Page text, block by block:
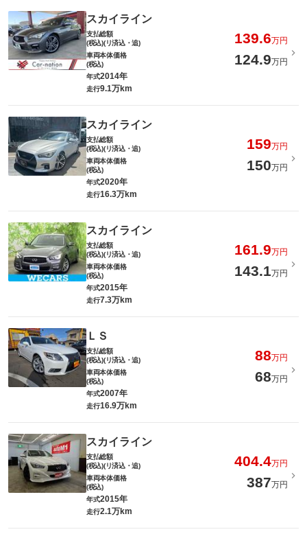
スカイライン
支払総額
(税込)(リ済込・追)
139.6万円
車両本体価格
(税込)
124.9万円
年式2014年
走行9.1万km
スカイライン
支払総額
(税込)(リ済込・追)
159万円
車両本体価格
(税込)
150万円
年式2020年
走行16.3万km
スカイライン
支払総額
(税込)(リ済込・追)
161.9万円
車両本体価格
(税込)
143.1万円
年式2015年
走行7.3万km
ＬＳ
支払総額
(税込)(リ済込・追)
88万円
車両本体価格
(税込)
68万円
年式2007年
走行16.9万km
スカイライン
支払総額
(税込)(リ済込・追)
404.4万円
車両本体価格
(税込)
387万円
年式2015年
走行2.1万km